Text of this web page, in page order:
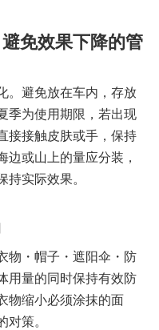
免效果下降的管
。避免放在车内，存放
季为使用期限，若出现
接接触皮肤或手，保持
边或山上的量应分装，
持实际效果。
物・帽子・遮阳伞・防
用量的同时保持有效防
物缩小必须涂抹的面
对策。